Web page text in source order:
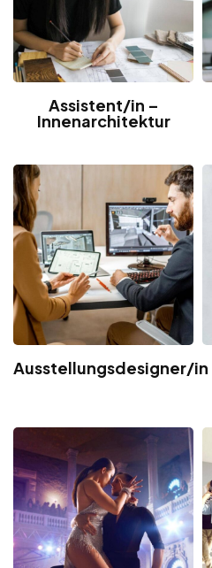
Assistent/in –
Innenarchitektur
Ausstellungsdesigner/in